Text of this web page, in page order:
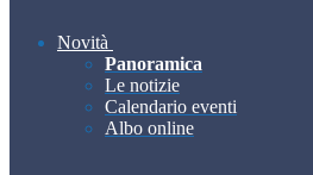
Novità
Panoramica
Le notizie
Calendario eventi
Albo online